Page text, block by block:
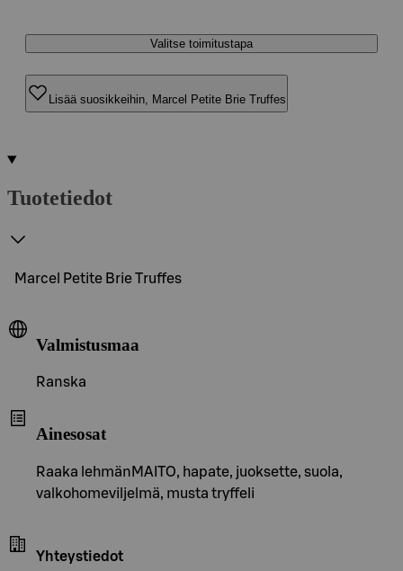
Valitse toimitustapa
Lisää suosikkeihin, Marcel Petite Brie Truffes
Tuotetiedot
Marcel Petite Brie Truffes
Valmistusmaa
Ranska
Ainesosat
Raaka lehmänMAITO, hapate, juoksette, suola,
valkohomeviljelmä, musta tryffeli
Yhteystiedot